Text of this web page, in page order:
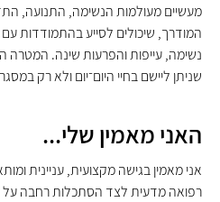
מעשיים מעולמות הנשימה, התנועה,
המודרך, שיכולים לסייע בהתמודדות עם
נשימה, עייפות והפרעות שינה. המטרה
שניתן ליישם בחיי היום־יום ולא רק
האני מאמין שלי...
אני מאמין בגישה מקצועית, עניינית
רפואה מדעית לצד הסתכלות רחבה על